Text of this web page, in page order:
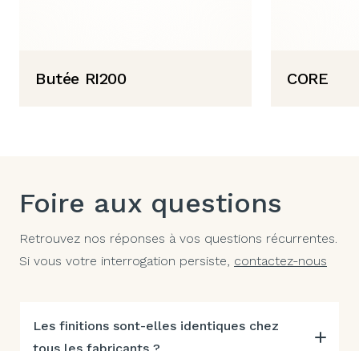
Butée RI200 CORE
Foire aux questions
Retrouvez nos réponses à vos questions récurrentes.
Si vous votre interrogation persiste, contactez-nous
Les finitions sont-elles identiques chez